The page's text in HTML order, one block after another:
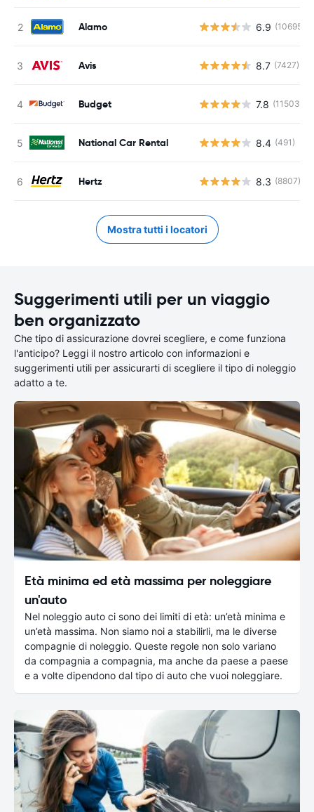
Alamo 6.9 (10695)
Avis 8.7 (7427)
Budget 7.8 (11503)
National Car Rental 8.4 (491)
Hertz 8.3 (8807)
Mostra tutti i locatori
Suggerimenti utili per un viaggio
ben organizzato
Che tipo di assicurazione dovrei scegliere, e come funziona
l'anticipo? Leggi il nostro articolo con informazioni e
suggerimenti utili per assicurarti di scegliere il tipo di noleggio
adatto a te.
Età minima ed età massima per noleggiare
un'auto
Nel noleggio auto ci sono dei limiti di età: un’età minima e
un’età massima. Non siamo noi a stabilirli, ma le diverse
compagnie di noleggio. Queste regole non solo variano
da compagnia a compagnia, ma anche da paese a paese
e a volte dipendono dal tipo di auto che vuoi noleggiare.